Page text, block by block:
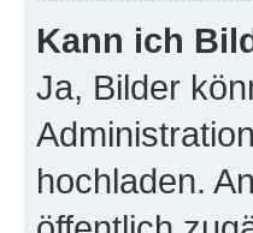
Kann ich
Ja, Bilder
hochladen.